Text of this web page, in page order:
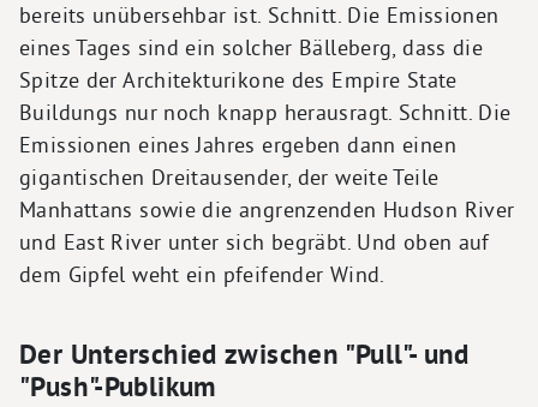
bereits unübersehbar ist. Schnitt. Die Emissionen
eines Tages sind ein solcher Bälleberg, dass die
Spitze der Architekturikone des Empire State
Buildungs nur noch knapp herausragt. Schnitt. Die
Emissionen eines Jahres ergeben dann einen
gigantischen Dreitausender, der weite Teile
Manhattans sowie die angrenzenden Hudson River
und East River unter sich begräbt. Und oben auf
dem Gipfel weht ein pfeifender Wind.
Der Unterschied zwischen "Pull"- und
"Push"-Publikum